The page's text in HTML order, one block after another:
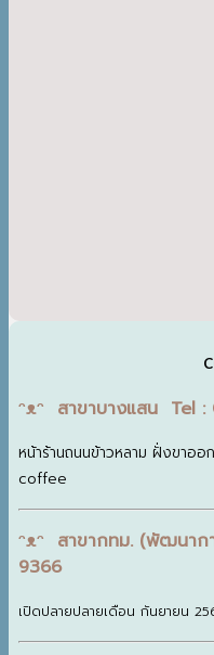
ᵔᴥᵔ สาขาบางแสน Tel
หน้าร้านถนนข้าวหลาม ฝั่งขาอ
coffee
ᵔᴥᵔ สาขากทม. (พัฒนา
9366
เปิดปลายปลายเดือน กันยายน